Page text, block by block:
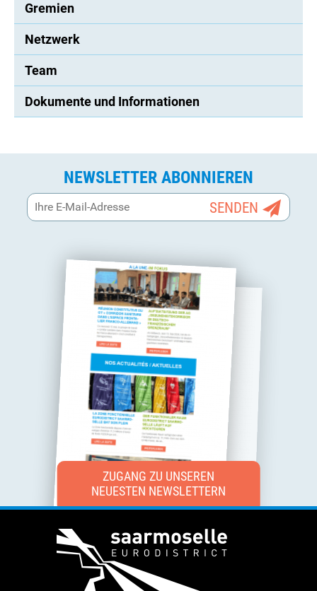
Gremien
Netzwerk
Team
Dokumente und Informationen
NEWSLETTER ABONNIEREN
ZUGANG ZU UNSEREN
NEUESTEN NEWSLETTERN